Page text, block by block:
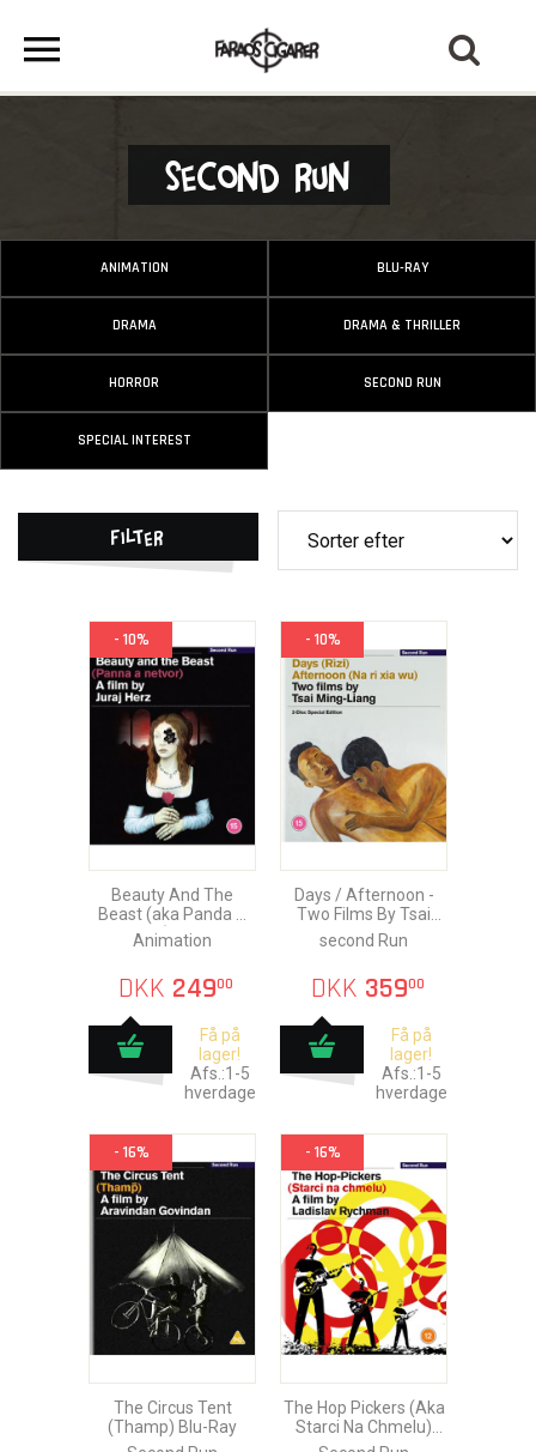
Second Run
ANIMATION BLU-RAY
DRAMA DRAMA & THRILLER
HORROR SECOND RUN
SPECIAL INTEREST
Filter
- 10%
Beauty And The
Beast (aka Panda A
Netvor) Blu-Ray
Animation
DKK 24900
Få på
lager!
Afs.:1-5
hverdage
- 10%
Days / Afternoon -
Two Films By Tsai
Ming-Liang Bl
second Run
DKK 35900
Få på
lager!
Afs.:1-5
hverdage
- 16%
The Circus Tent
(Thamp) Blu-Ray
- 16%
The Hop Pickers (Aka
Starci Na Chmelu)
Blu-Ray